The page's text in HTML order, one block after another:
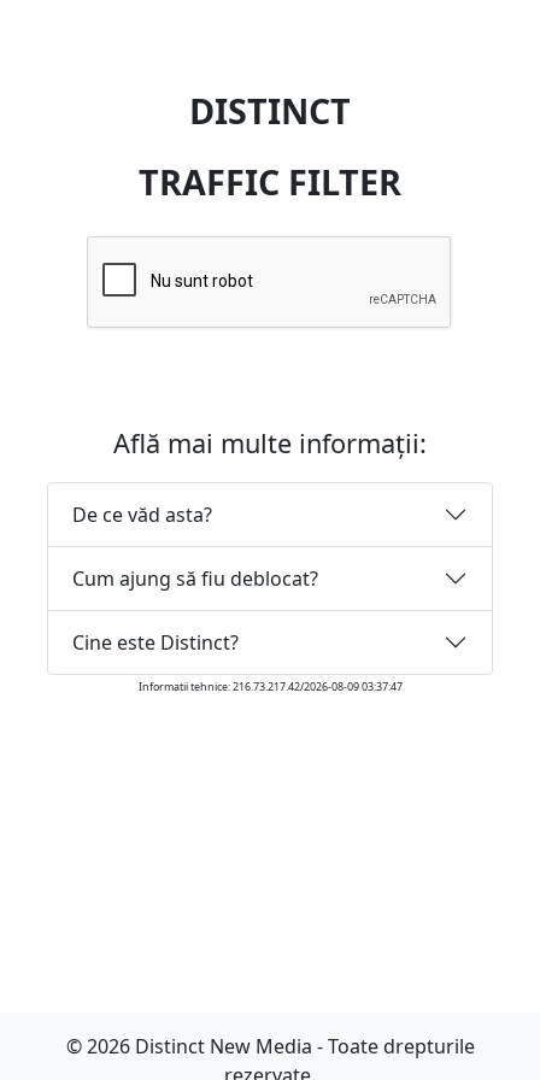
DISTINCT
TRAFFIC FILTER
Află mai multe informații:
De ce văd asta?
Cum ajung să fiu deblocat?
Cine este Distinct?
Informatii tehnice: 216.73.217.42/2026-08-09 03:37:47
© 2026 Distinct New Media - Toate drepturile